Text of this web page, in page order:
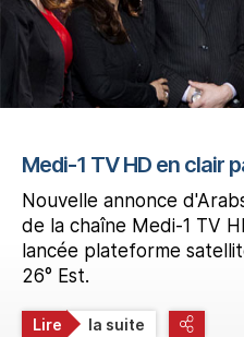
Medi-1 TV HD en clair
Nouvelle annonce
de la chaîne Medi-1 TV
lancée plateforme
26° Est.
Lire la suite